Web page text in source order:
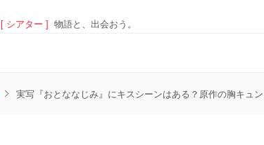
[ シアター ] 物語と、出会おう。
実写『おとななじみ』にキスシーンはある？原作の胸キュ